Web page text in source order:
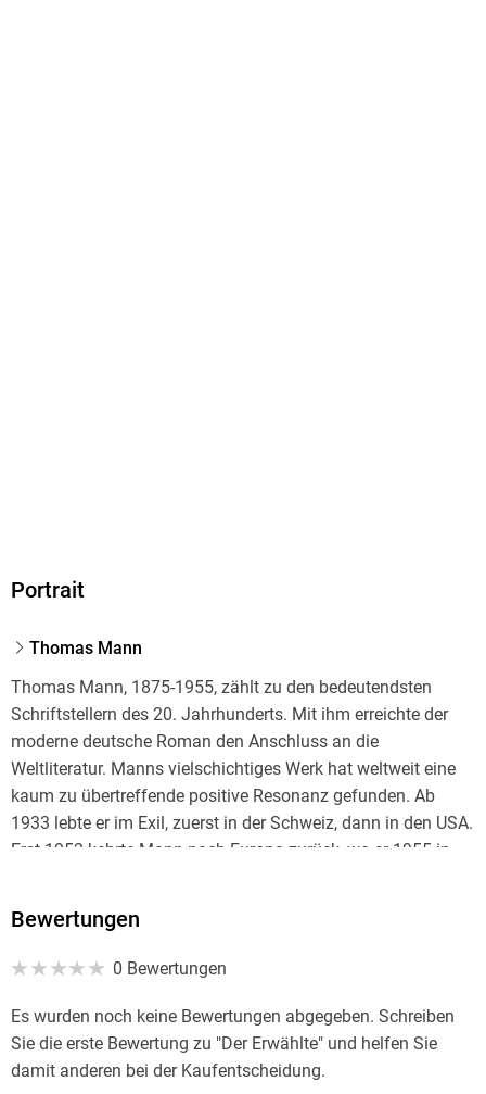
Portrait
Thomas Mann
Thomas Mann, 1875-1955, zählt zu den bedeutendsten
Schriftstellern des 20. Jahrhunderts. Mit ihm erreichte der
moderne deutsche Roman den Anschluss an die
Weltliteratur. Manns vielschichtiges Werk hat weltweit eine
kaum zu übertreffende positive Resonanz gefunden. Ab
1933 lebte er im Exil, zuerst in der Schweiz, dann in den USA.
Erst 1952 kehrte Mann nach Europa zurück, wo er 1955 in
Vergleichende Literatur an der Universität Göttingen. Über
Thomas Mann liegen zahlreiche Veröffentlichungen von ihm
vor, u. a. sein Buch »Thomas Manns amerikanische Religion.
Theologie, Politik und Literatur im amerikanischen Exil«. Er
Bewertungen
0 Bewertungen
Es wurden noch keine Bewertungen abgegeben. Schreiben
Sie die erste Bewertung zu "Der Erwählte" und helfen Sie
damit anderen bei der Kaufentscheidung.